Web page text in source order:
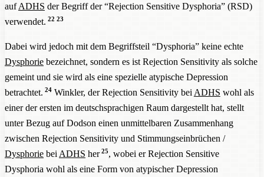
aufADHS der Begriff der “Rejection Sensitive Dysphoria” (RSD)
verwendet. 22 23
Dabei wird jedoch mit dem Begriffsteil “Dysphoria” keine echte
Dysphorie bezeichnet, sondern es ist Rejection Sensitivity als solche
gemeint und sie wird als eine spezielle atypische Depression
betrachtet. 24Winkler, der Rejection Sensitivity bei ADHS wohl als
einer der ersten im deutschsprachigen Raum dargestellt hat, stellt
unter Bezug auf Dodson einen unmittelbaren Zusammenhang
zwischen Rejection Sensitivity und Stimmungseinbrüchen /
Dysphorie bei ADHS her 25, wobei er Rejection Sensitive
Dysphoria wohl als eine Form von atypischer Depression